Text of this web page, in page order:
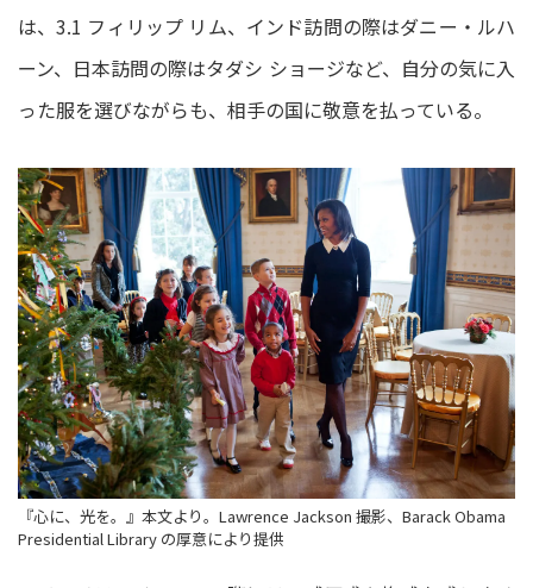
は、3.1 フィリップ リム、インド訪問の際はダニー・ルハ
ーン、日本訪問の際はタダシ ショージなど、自分の気に入
った服を選びながらも、相手の国に敬意を払っている。
『心に、光を。』本文より。Lawrence Jackson 撮影、Barack Obama
Presidential Library の厚意により提供